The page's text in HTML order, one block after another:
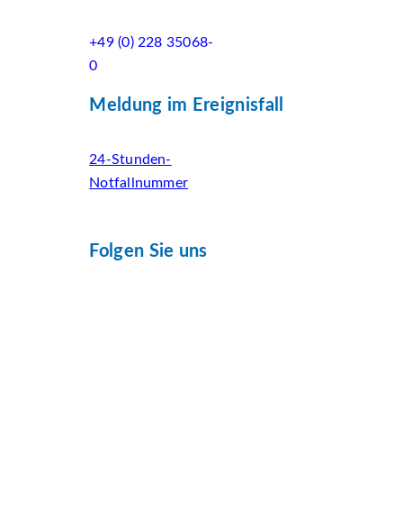
+49 (0) 228 35068-
0
Meldung im Ereignisfall
24-Stunden-
Notfallnummer
Folgen Sie uns